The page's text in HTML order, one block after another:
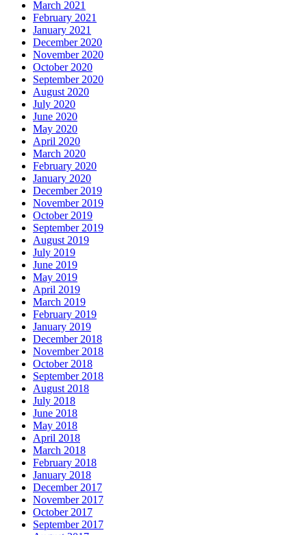
March 2021
February 2021
January 2021
December 2020
November 2020
October 2020
September 2020
August 2020
July 2020
June 2020
May 2020
April 2020
March 2020
February 2020
January 2020
December 2019
November 2019
October 2019
September 2019
August 2019
July 2019
June 2019
May 2019
April 2019
March 2019
February 2019
January 2019
December 2018
November 2018
October 2018
September 2018
August 2018
July 2018
June 2018
May 2018
April 2018
March 2018
February 2018
January 2018
December 2017
November 2017
October 2017
September 2017